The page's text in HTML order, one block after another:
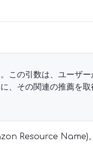
この引数は、ユーザ
、その関連の推薦を取
Resource Name)。